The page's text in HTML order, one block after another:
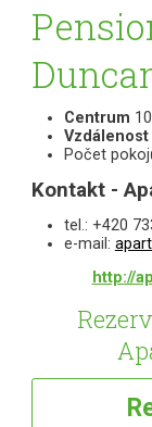
Centrum
Počet
Kontakt -
tel.: +420
e-mail:
http://